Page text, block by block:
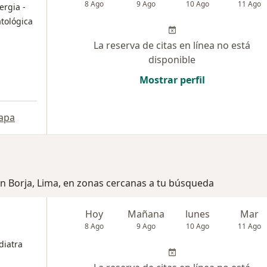
-
8 Ago 9 Ago 10 Ago 11 Ago
La reserva de citas en línea no está
disponible
Mostrar perfil
Borja, Lima, en zonas cercanas a tu búsqueda
Hoy
8 Ago
Mañana
9 Ago
lunes
10 Ago
Mar
11 Ago